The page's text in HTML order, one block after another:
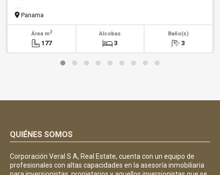
Panama
Área m2
177
Alcobas
3
Baño(s)
3
QUIÉNES SOMOS
Corporación Veral S A, Real Estate, cuenta con un equipo de
profesionales con altas capacidades en la asesoría inmobiliaria